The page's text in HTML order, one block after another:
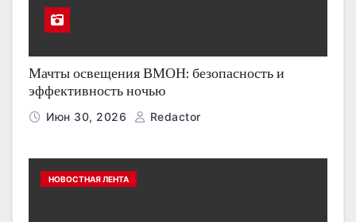
Мачты освещения ВМОН: безопасность и
эффективность ночью
Июн 30, 2026 Redactor
НОВОСТНАЯ ЛЕНТА